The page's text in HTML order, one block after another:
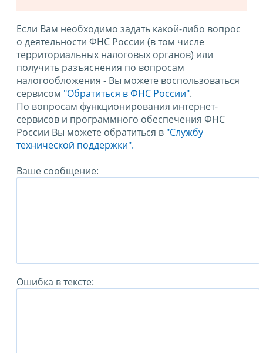
Если Вам необходимо задать какой-либо вопрос
о деятельности ФНС России (в том числе
территориальных налоговых органов) или
получить разъяснения по вопросам
налогообложения - Вы можете воспользоваться
сервисом "Обратиться в ФНС России".
По вопросам функционирования интернет-
сервисов и программного обеспечения ФНС
России Вы можете обратиться в "Службу
технической поддержки".
Ваше сообщение:
Ошибка в тексте: